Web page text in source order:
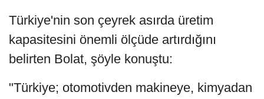
Türkiye'nin son çeyrek asırda üretim
kapasitesini önemli ölçüde artırdığını
belirten Bolat, şöyle konuştu:
"Türkiye; otomotivden makineye, kimyadan